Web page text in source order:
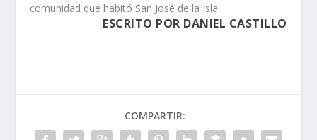
comunidad que habitó San José de la Isla.
ESCRITO POR DANIEL CASTILLO
COMPARTIR: